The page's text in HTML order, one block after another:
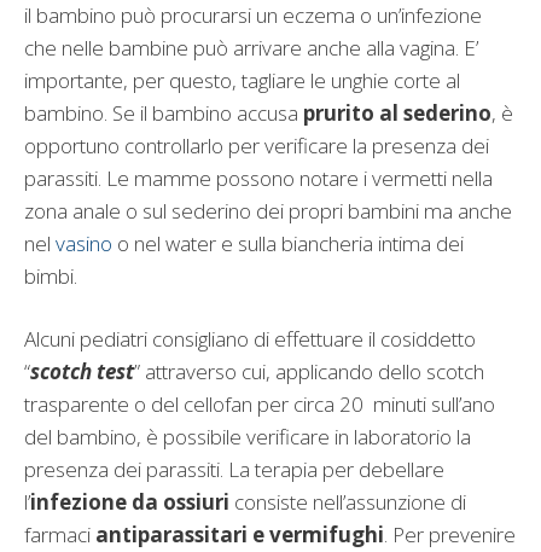
il bambino può procurarsi un eczema o un’infezione
che nelle bambine può arrivare anche alla vagina. E’
importante, per questo, tagliare le unghie corte al
bambino. Se il bambino accusa prurito al sederino, è
opportuno controllarlo per verificare la presenza dei
parassiti. Le mamme possono notare i vermetti nella
zona anale o sul sederino dei propri bambini ma anche
nel vasino o nel water e sulla biancheria intima dei
bimbi.
Alcuni pediatri consigliano di effettuare il cosiddetto
“scotch test” attraverso cui, applicando dello scotch
trasparente o del cellofan per circa 20 minuti sull’ano
del bambino, è possibile verificare in laboratorio la
presenza dei parassiti. La terapia per debellare
l’infezione da ossiuri consiste nell’assunzione di
farmaci antiparassitari e vermifughi. Per prevenire